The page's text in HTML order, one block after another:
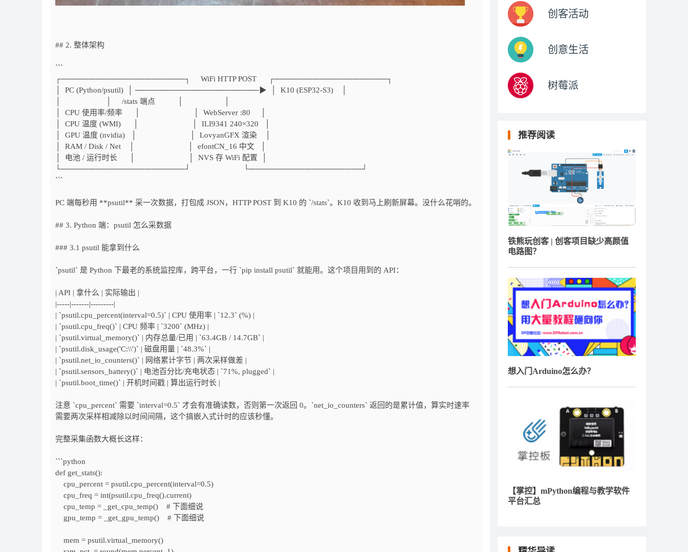
## 2. 整体架构
```
┌──────────────────────┐ WiFi HTTP POST ┌────────────────────┐
│ PC (Python/psutil) │ ──────────────────────▶ │ K10 (ESP32-S3) │
│ │ /stats 端点 │ │
│ CPU 使用率/频率 │ │ WebServer :80 │
│ CPU 温度 (WMI) │ │ ILI9341 240×320 │
│ GPU 温度 (nvidia) │ │ LovyanGFX 渲染 │
│ RAM / Disk / Net │ │ efontCN_16 中文 │
│ 电池 / 运行时长 │ │ NVS 存 WiFi 配置 │
└──────────────────────┘ └────────────────────┘
```
PC 端每秒用 **psutil** 采一次数据，打包成 JSON，HTTP POST 到 K10 的 `/stats`。K10 收到马上刷新屏幕。没什么花哨的。
## 3. Python 端：psutil 怎么采数据
### 3.1 psutil 能拿到什么
`psutil` 是 Python 下最老的系统监控库，跨平台，一行 `pip install psutil` 就能用。这个项目用到的 API：
| API | 拿什么 | 实际输出 |
|-----|-------|---------|
| `psutil.cpu_percent(interval=0.5)` | CPU 使用率 | `12.3` (%) |
| `psutil.cpu_freq()` | CPU 频率 | `3200` (MHz) |
| `psutil.virtual_memory()` | 内存总量/已用 | `63.4GB / 14.7GB` |
| `psutil.disk_usage('C:\\')` | 磁盘用量 | `48.3%` |
| `psutil.net_io_counters()` | 网络累计字节 | 两次采样做差 |
| `psutil.sensors_battery()` | 电池百分比/充电状态 | `71%, plugged` |
| `psutil.boot_time()` | 开机时间戳 | 算出运行时长 |
注意 `cpu_percent` 需要 `interval=0.5` 才会有准确读数，否则第一次返回 0。`net_io_counters` 返回的是累计值，算实时速率
需要两次采样相减除以时间间隔，这个搞嵌入式计时的应该秒懂。
完整采集函数大概长这样：
```python
def get_stats():
cpu_percent = psutil.cpu_percent(interval=0.5)
cpu_freq = int(psutil.cpu_freq().current)
cpu_temp = _get_cpu_temp() # 下面细说
gpu_temp = _get_gpu_temp() # 下面细说
mem = psutil.virtual_memory()
创客活动
创意生活
树莓派
推荐阅读
铁熊玩创客 | 创客项目缺少高颜值
电路图？
想入门Arduino怎么办？
【掌控】mPython编程与教学软件
平台汇总